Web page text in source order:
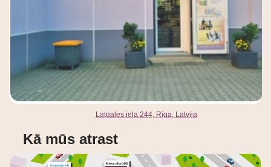
Latgales iela 244, Rīga, Latvija
Kā mūs atrast